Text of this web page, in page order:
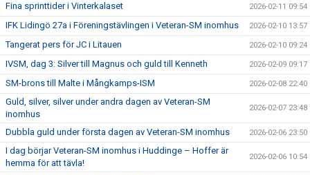
Fina sprinttider i Vinterkalaset 2026-02-11 09:54
IFK Lidingö 27a i Föreningstävlingen i Veteran-SM inomhus 2026-02-10 13:57
Tangerat pers för JC i Litauen 2026-02-10 09:24
IVSM, dag 3: Silver till Magnus och guld till Kenneth 2026-02-09 09:17
SM-brons till Malte i Mångkamps-ISM 2026-02-08 22:40
Guld, silver, silver under andra dagen av Veteran-SM
inomhus
2026-02-07 23:48
Dubbla guld under första dagen av Veteran-SM inomhus 2026-02-06 23:50
I dag börjar Veteran-SM inomhus i Huddinge – Hoffer är
hemma för att tävla!
2026-02-06 10:54